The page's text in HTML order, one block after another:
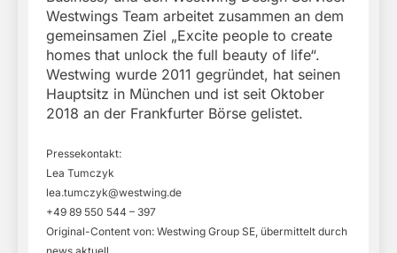
Westwings Team arbeitet zusammen an dem
gemeinsamen Ziel „Excite people to create
homes that unlock the full beauty of life“.
Westwing wurde 2011 gegründet, hat seinen
Hauptsitz in München und ist seit Oktober
2018 an der Frankfurter Börse gelistet.
Pressekontakt:
Lea Tumczyk
lea.tumczyk@westwing.de
+49 89 550 544 – 397
Original-Content von: Westwing Group SE, übermittelt durch